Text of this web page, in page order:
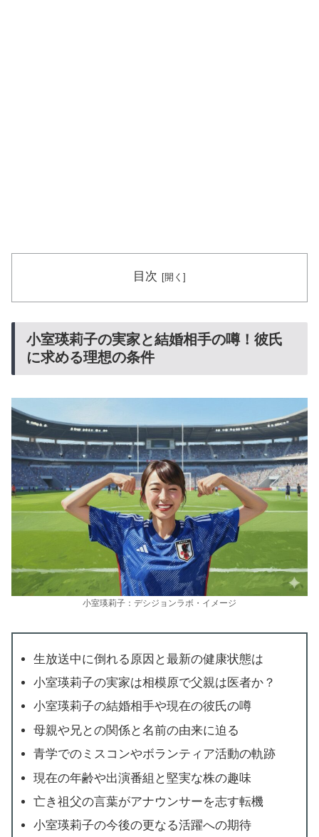
目次
小室瑛莉子の実家と結婚相手の噂！彼氏
に求める理想の条件
小室瑛莉子：デシジョンラボ・イメージ
生放送中に倒れる原因と最新の健康状態は
小室瑛莉子の実家は相模原で父親は医者か？
小室瑛莉子の結婚相手や現在の彼氏の噂
母親や兄との関係と名前の由来に迫る
青学でのミスコンやボランティア活動の軌跡
現在の年齢や出演番組と堅実な株の趣味
亡き祖父の言葉がアナウンサーを志す転機
小室瑛莉子の今後の更なる活躍への期待